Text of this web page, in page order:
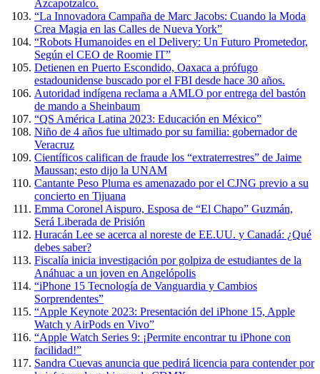
Azcapotzalco.
“La Innovadora Campaña de Marc Jacobs: Cuando la Moda
Crea Magia en las Calles de Nueva York”
“Robots Humanoides en el Delivery: Un Futuro Prometedor,
Según el CEO de Roomie IT”
Detienen en Puerto Escondido, Oaxaca a prófugo
estadounidense buscado por el FBI desde hace 30 años.
Autoridad indígena reclama a AMLO por entrega del bastón
de mando a Sheinbaum
“QS América Latina 2023: Educación en México”
Niño de 4 años fue ultimado por su familia: gobernador de
Veracruz
Científicos califican de fraude los “extraterrestres” de Jaime
Maussan; esto dijo la UNAM
Cantante Peso Pluma es amenazado por el CJNG previo a su
concierto en Tijuana
Emma Coronel Aispuro, Esposa de “El Chapo” Guzmán,
Será Liberada de Prisión
Huracán Lee se acerca al noreste de EE.UU. y Canadá: ¿Qué
debes saber?
Fiscalía inicia investigación por golpiza de estudiantes de la
Anáhuac a un joven en Angelópolis
“iPhone 15 Tecnología de Vanguardia y Cambios
Sorprendentes”
“Apple Keynote 2023: Presentación del iPhone 15, Apple
Watch y AirPods en Vivo”
“Apple Watch Series 9: ¡Permite encontrar tu iPhone con
facilidad!”
Sandra Cuevas anuncia que pedirá licencia para contender por